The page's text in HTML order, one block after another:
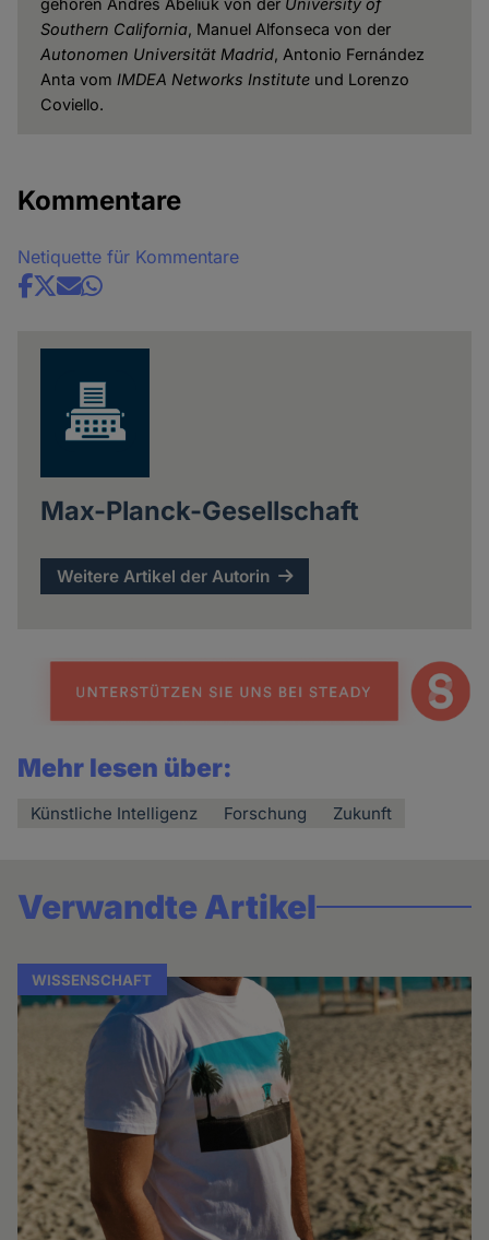
gehören Andres Abeliuk von der University of
Southern California, Manuel Alfonseca von der
Autonomen Universität Madrid, Antonio Fernández
Anta vom IMDEA Networks Instituteund Lorenzo
Coviello.
Kommentare
Netiquette für Kommentare
Share
Max-Planck-Gesellschaft
Weitere Artikel der Autorin
Mehr lesen über:
Künstliche Intelligenz Forschung Zukunft
Verwandte Artikel
WISSENSCHAFT